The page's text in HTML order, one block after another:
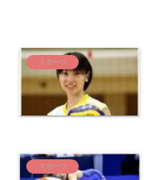
スポーツ
スポーツ